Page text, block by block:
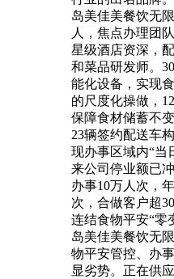
岛美佳美餐饮无
人，焦点办理团
星级酒店资深，
和菜品研发师。
能化设备，实现
的尺度化操做，
保障食材储蓄不
23辆签约配送车
现办事区域内“当
来公司停业额已
办事10万人次，
次，合做客户超
连结食物平安“零
岛美佳美餐饮无
物平安管控、办
显劣势。正在供